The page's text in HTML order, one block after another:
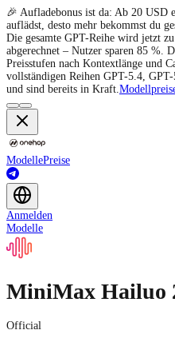
🎉 Aufladebonus ist da: Ab 20 USD
auflädst, desto mehr bekommst du
Die gesamte GPT-Reihe wird jetzt
abgerechnet – Nutzer sparen 85 %.
Preisstufen nach Kontextlänge und
vollständigen Reihen GPT-5.4,
und sind bereits in Kraft.
ModellePreise
Anmelden
Modelle
MiniMax Hailuo
Official